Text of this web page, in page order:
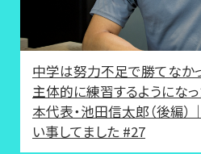
中学は努力不足で勝てなか
主体的に練習するようになっ
本代表・池田信太郎（後編
い事してました #27